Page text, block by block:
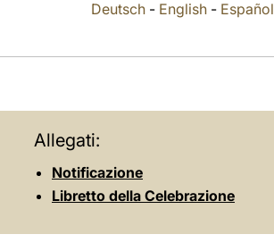
Deutsch- English- Español
Allegati:
Notificazione
Libretto della Celebrazione